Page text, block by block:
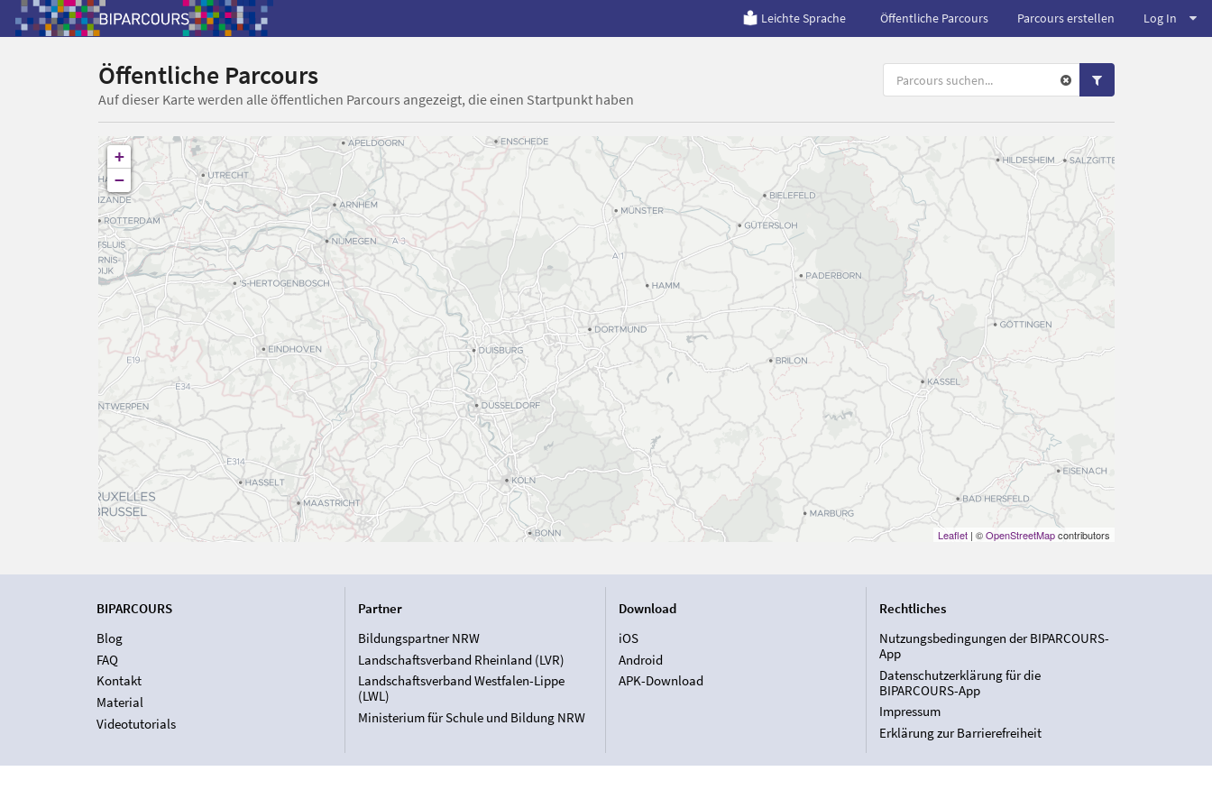
Leichte Sprache Öffentliche Parcours Parcours erstellen Log In
Öffentliche Parcours
Auf dieser Karte werden alle öffentlichen Parcours angezeigt, die einen Startpunkt haben
+
−
Leaflet| ©OpenStreetMapcontributors
BIPARCOURS
Blog
FAQ
Kontakt
Material
Videotutorials
Partner
Bildungspartner NRW
Landschaftsverband Rheinland (LVR)
Landschaftsverband Westfalen-Lippe
(LWL)
Ministerium für Schule und Bildung NRW
Download
iOS
Android
APK-Download
Rechtliches
Nutzungsbedingungen der BIPARCOURS-
App
Datenschutzerklärung für die
BIPARCOURS-App
Impressum
Erklärung zur Barrierefreiheit